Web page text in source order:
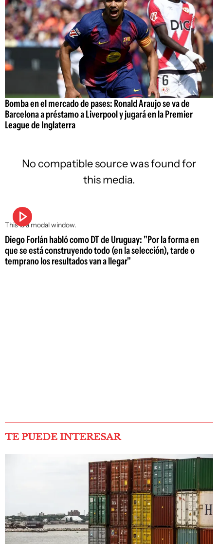
Bomba en el mercado de pases: Ronald Araujo se va de
Barcelona a préstamo a Liverpool y jugará en la Premier
League de Inglaterra
This is a modal window.
No compatible source was found for
this media.
Diego Forlán habló como DT de Uruguay: "Por la forma en
que se está construyendo todo (en la selección), tarde o
temprano los resultados van a llegar"
TE PUEDE INTERESAR